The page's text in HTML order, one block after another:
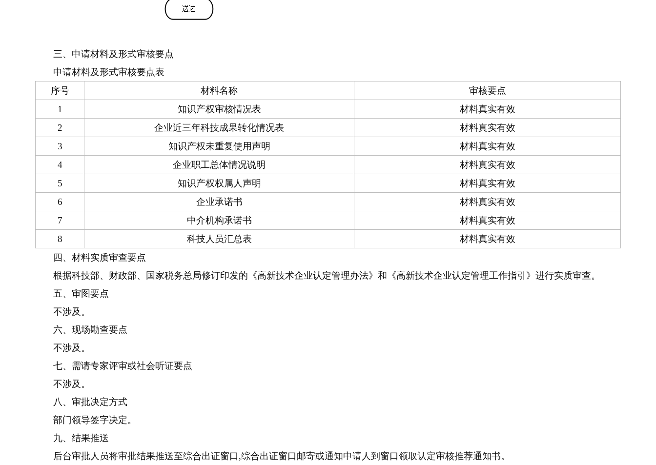
三、申请材料及形式审核要点
申请材料及形式审核要点表
序号
材料名称
审核要点
1
知识产权审核情况表
材料真实有效
2
企业近三年科技成果转化情况表
材料真实有效
3
知识产权未重复使用声明
材料真实有效
4
企业职工总体情况说明
材料真实有效
5
知识产权权属人声明
材料真实有效
6
企业承诺书
材料真实有效
7
中介机构承诺书
材料真实有效
8
科技人员汇总表
材料真实有效
四、材料实质审查要点
根据科技部、财政部、国家税务总局修订印发的《高新技术企业认定管理办法》和《高新技术企业认定管理工作指引》进行实质审查。
五、审图要点
不涉及。
六、现场勘查要点
不涉及。
七、需请专家评审或社会听证要点
不涉及。
八、审批决定方式
部门领导签字决定。
九、结果推送
后台审批人员将审批结果推送至综合出证窗口,综合出证窗口邮寄或通知申请人到窗口领取认定审核推荐通知书。